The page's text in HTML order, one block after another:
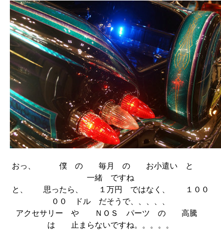
おっ、 僕 の 毎月 の お小遣い と
一緒 ですね
と、 思ったら、 １万円 ではなく、 １００
００ ドル だそうで、、、、、
アクセサリー や ＮＯＳ パーツ の 高騰
は 止まらないですね。。。。。